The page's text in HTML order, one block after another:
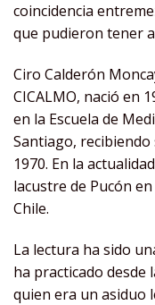
coincidencia
que pudieron tener
Ciro Calderón
CICALMO, nació en
en la Escuela de
Santiago,
1970. En la
lacustre de Pucón
Chile.
La lectura ha sido
ha practicado desde
quien era un asiduo